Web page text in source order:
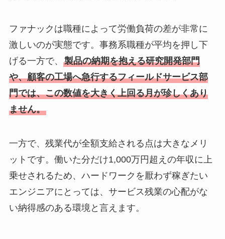
ファナックは職種によって労働負荷の差が非常に
激しいのが実態です。事務系職種が平均を押し下
げる一方で、 製品の納期を抱える研究開発部門
や、顧客の工場へ急行するフィールドサービス部
門では、この数値を大きく上回る月が珍しくあり
ません。
一方で、残業代が全額支給される点は大きなメリ
ットです。働いた分だけ1,000万円超えの年収に上
乗せされるため、ハードワークを厭わず稼ぎたい
エンジニアにとっては、サービス残業の心配がな
い納得感のある環境と言えます。